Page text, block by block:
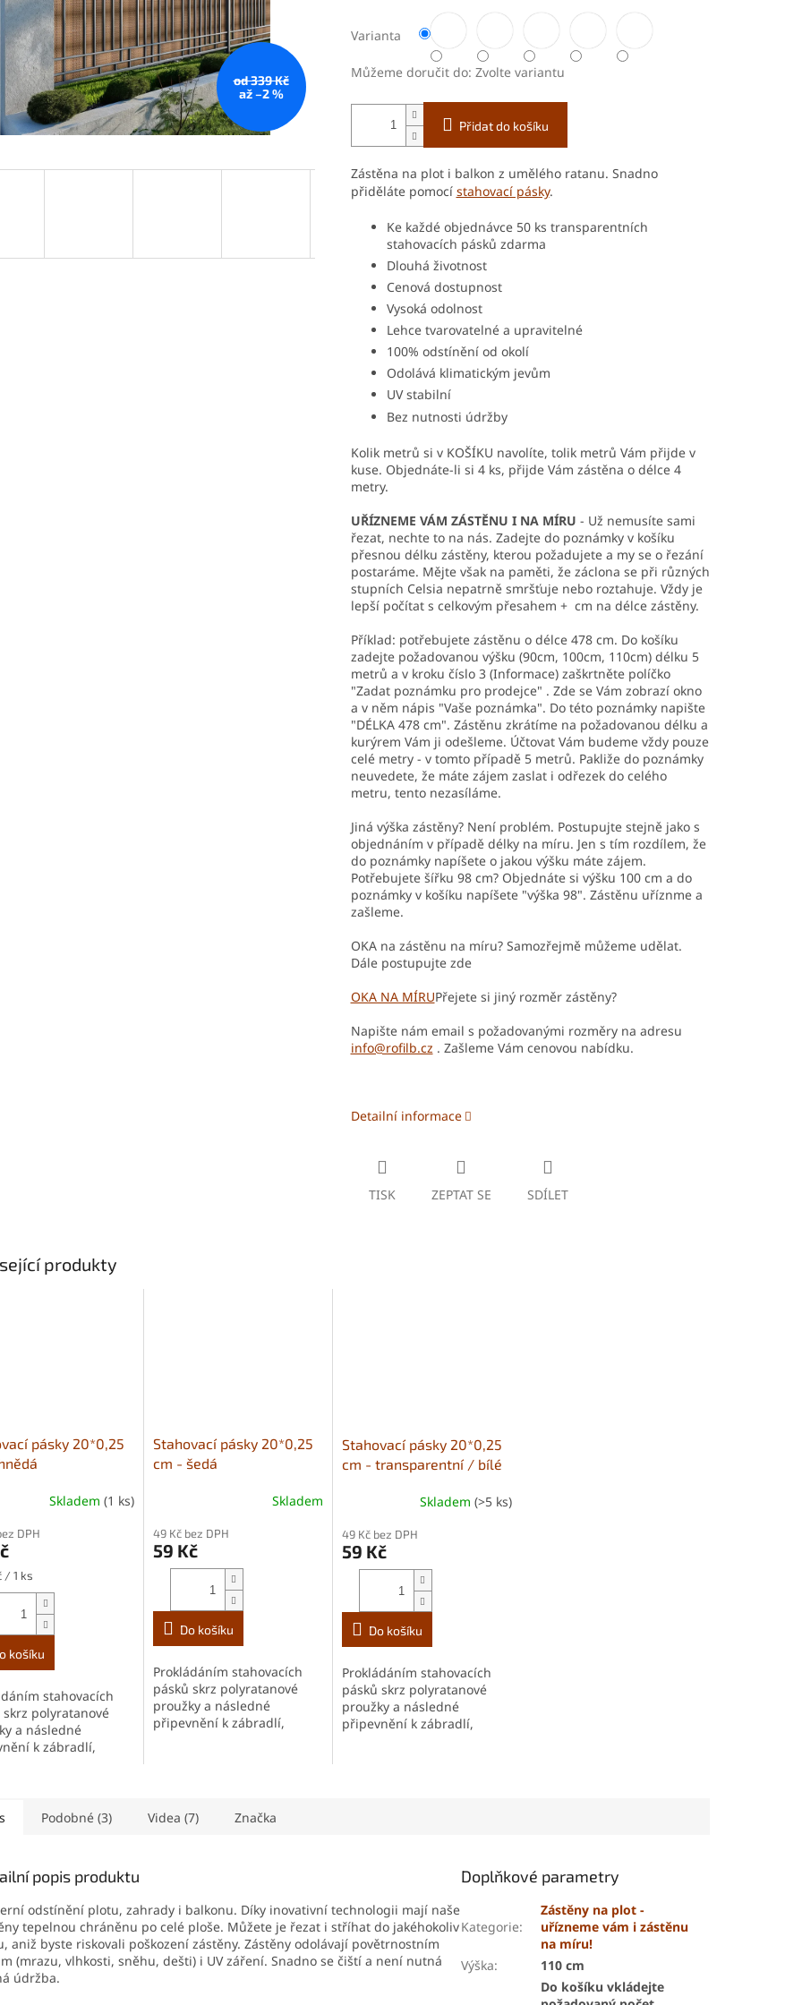
od 339 Kč
až –2 %
Varianta
Můžeme doručit do: Zvolte variantu
Přidat do košíku
Zástěna na plot i balkon z umělého ratanu. Snadno
přiděláte pomocí stahovací pásky.
Ke každé objednávce 50 ks transparentních
stahovacích pásků zdarma
Dlouhá životnost
Cenová dostupnost
Vysoká odolnost
Lehce tvarovatelné a upravitelné
100% odstínění od okolí
Odolává klimatickým jevům
UV stabilní
Bez nutnosti údržby
Kolik metrů si v KOŠÍKU navolíte, tolik metrů Vám přijde v
kuse. Objednáte-li si 4 ks, přijde Vám zástěna o délce 4
metry.
UŘÍZNEME VÁM ZÁSTĚNU I NA MÍRU - Už nemusíte sami
řezat, nechte to na nás. Zadejte do poznámky v košíku
přesnou délku zástěny, kterou požadujete a my se o řezání
postaráme. Mějte však na paměti, že záclona se při různých
stupních Celsia nepatrně smršťuje nebo roztahuje. Vždy je
lepší počítat s celkovým přesahem + cm na délce zástěny.
Příklad: potřebujete zástěnu o délce 478 cm. Do košíku
zadejte požadovanou výšku (90cm, 100cm, 110cm) délku 5
metrů a v kroku číslo 3 (Informace) zaškrtněte políčko
"Zadat poznámku pro prodejce" . Zde se Vám zobrazí okno
a v něm nápis "Vaše poznámka". Do této poznámky napište
"DÉLKA 478 cm". Zástěnu zkrátíme na požadovanou délku a
kurýrem Vám ji odešleme. Účtovat Vám budeme vždy pouze
celé metry - v tomto případě 5 metrů. Pakliže do poznámky
neuvedete, že máte zájem zaslat i odřezek do celého
metru, tento nezasíláme.
Jiná výška zástěny? Není problém. Postupujte stejně jako s
objednáním v případě délky na míru. Jen s tím rozdílem, že
do poznámky napíšete o jakou výšku máte zájem.
Potřebujete šířku 98 cm? Objednáte si výšku 100 cm a do
poznámky v košíku napíšete "výška 98". Zástěnu uříznme a
zašleme.
OKA na zástěnu na míru? Samozřejmě můžeme udělat.
Dále postupujte zde
OKA NA MÍRUPřejete si jiný rozměr zástěny?
Napište nám email s požadovanými rozměry na adresu
info@rofilb.cz . Zašleme Vám cenovou nabídku.
Detailní informace
TISK ZEPTAT SE SDÍLET
produkty
pásky 20*0,25
Skladem (1 ks)
DPH
/ 1 ks
košíku
stahovacích
skrz polyratanové
a následné
k zábradlí,
pásků.
Stahovací pásky 20*0,25
cm - šedá
Skladem
49 Kč bez DPH
59 Kč
Do košíku
Prokládáním stahovacích
pásků skrz polyratanové
proužky a následné
připevnění k zábradlí,
Stahovací pásky 20*0,25
cm - transparentní / bílé
Skladem(>5 ks)
49 Kč bez DPH
59 Kč
Do košíku
Prokládáním stahovacích
pásků skrz polyratanové
proužky a následné
připevnění k zábradlí,
Podobné (3) Videa (7) Značka
popis produktu
odstínění plotu, zahrady i balkonu. Díky inovativní technologii mají naše
tepelnou chráněnu po celé ploše. Můžete je řezat i stříhat do jakéhokoliv
aniž byste riskovali poškození zástěny. Zástěny odolávají povětrnostním
(mrazu, vlhkosti, sněhu, dešti) i UV záření. Snadno se čiští a není nutná
údržba.
Doplňkové parametry
Kategorie:
Zástěny na plot -
uřízneme vám i zástěnu
na míru!
Výška:
110 cm
Do košíku vkládejte